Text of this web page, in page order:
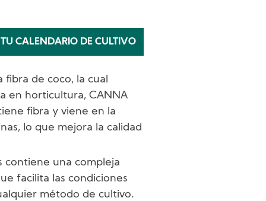
CALENDARIO DE CULTIVO
fibra de coco, la cual
en horticultura, CANNA
fibra y viene en la
lo que mejora la calidad
contiene una compleja
facilita las condiciones
método de cultivo.